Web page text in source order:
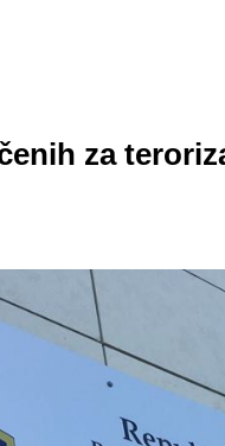
za